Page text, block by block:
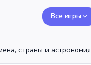
Все игры
страны и астрономия